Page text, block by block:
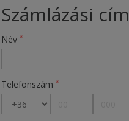
Számlázási cím
Név *
Telefonszám *